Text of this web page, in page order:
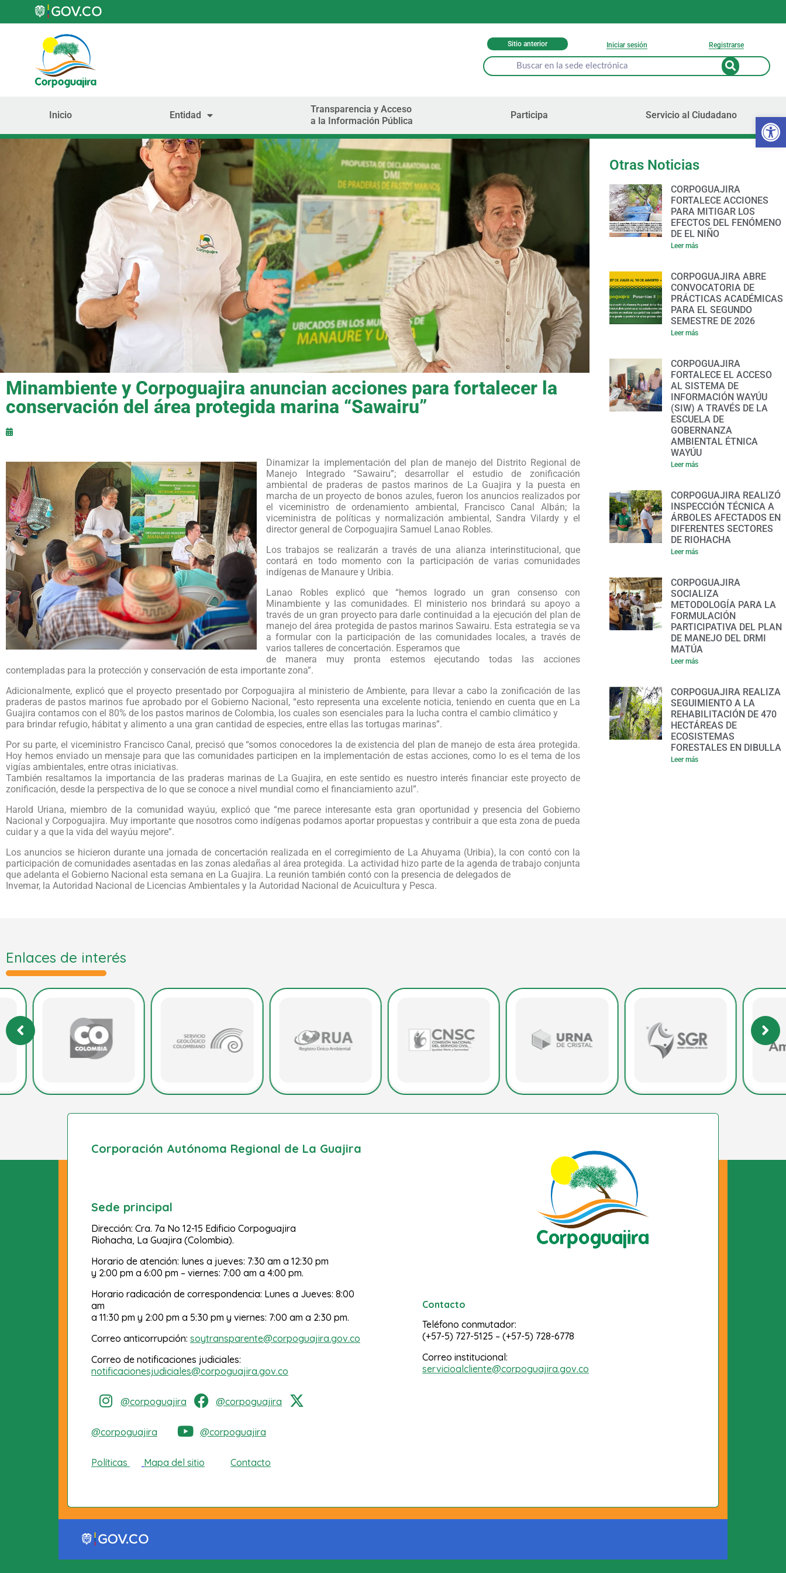
Sitio anterior Iniciar sesión Registrarse
Inicio Entidad
Transparencia y Acceso
a la Información Pública
Participa Servicio al Ciudadano
Minambiente y Corpoguajira anuncian acciones para fortalecer la
conservación del área protegida marina “Sawairu”
Dinamizar la implementación del plan de manejo del Distrito Regional de
Manejo Integrado “Sawairu”; desarrollar el estudio de zonificación
ambiental de praderas de pastos marinos de La Guajira y la puesta en
marcha de un proyecto de bonos azules, fueron los anuncios realizados por
el viceministro de ordenamiento ambiental, Francisco Canal Albán; la
viceministra de políticas y normalización ambiental, Sandra Vilardy y el
director general de Corpoguajira Samuel Lanao Robles.
Los trabajos se realizarán a través de una alianza interinstitucional, que
contará en todo momento con la participación de varias comunidades
indígenas de Manaure y Uribia.
Lanao Robles explicó que “hemos logrado un gran consenso con
Minambiente y las comunidades. El ministerio nos brindará su apoyo a
través de un gran proyecto para darle continuidad a la ejecución del plan de
manejo del área protegida de pastos marinos Sawairu. Esta estrategia se va
a formular con la participación de las comunidades locales, a través de
varios talleres de concertación. Esperamos que
de manera muy pronta estemos ejecutando todas las acciones
contempladas para la protección y conservación de esta importante zona”.
Adicionalmente, explicó que el proyecto presentado por Corpoguajira al ministerio de Ambiente, para llevar a cabo la zonificación de las
praderas de pastos marinos fue aprobado por el Gobierno Nacional, “esto representa una excelente noticia, teniendo en cuenta que en La
Guajira contamos con el 80% de los pastos marinos de Colombia, los cuales son esenciales para la lucha contra el cambio climático y
para brindar refugio, hábitat y alimento a una gran cantidad de especies, entre ellas las tortugas marinas”.
Por su parte, el viceministro Francisco Canal, precisó que “somos conocedores la de existencia del plan de manejo de esta área protegida.
Hoy hemos enviado un mensaje para que las comunidades participen en la implementación de estas acciones, como lo es el tema de los
vigías ambientales, entre otras iniciativas.
También resaltamos la importancia de las praderas marinas de La Guajira, en este sentido es nuestro interés financiar este proyecto de
zonificación, desde la perspectiva de lo que se conoce a nivel mundial como el financiamiento azul”.
Harold Uriana, miembro de la comunidad wayúu, explicó que “me parece interesante esta gran oportunidad y presencia del Gobierno
Nacional y Corpoguajira. Muy importante que nosotros como indígenas podamos aportar propuestas y contribuir a que esta zona de pueda
cuidar y a que la vida del wayúu mejore”.
Los anuncios se hicieron durante una jornada de concertación realizada en el corregimiento de La Ahuyama (Uribia), la con contó con la
participación de comunidades asentadas en las zonas aledañas al área protegida. La actividad hizo parte de la agenda de trabajo conjunta
que adelanta el Gobierno Nacional esta semana en La Guajira. La reunión también contó con la presencia de delegados de
Invemar, la Autoridad Nacional de Licencias Ambientales y la Autoridad Nacional de Acuicultura y Pesca.
Otras Noticias
CORPOGUAJIRA
FORTALECE ACCIONES
PARA MITIGAR LOS
EFECTOS DEL FENÓMENO
DE EL NIÑO
Leer más
CORPOGUAJIRA ABRE
CONVOCATORIA DE
PRÁCTICAS ACADÉMICAS
PARA EL SEGUNDO
SEMESTRE DE 2026
Leer más
CORPOGUAJIRA
FORTALECE EL ACCESO
AL SISTEMA DE
INFORMACIÓN WAYÚU
(SIW) A TRAVÉS DE LA
ESCUELA DE
GOBERNANZA
AMBIENTAL ÉTNICA
WAYÚU
Leer más
CORPOGUAJIRA REALIZÓ
INSPECCIÓN TÉCNICA A
ÁRBOLES AFECTADOS EN
DIFERENTES SECTORES
DE RIOHACHA
Leer más
CORPOGUAJIRA
SOCIALIZA
METODOLOGÍA PARA LA
FORMULACIÓN
PARTICIPATIVA DEL PLAN
DE MANEJO DEL DRMI
MATÚA
Leer más
CORPOGUAJIRA REALIZA
SEGUIMIENTO A LA
REHABILITACIÓN DE 470
HECTÁREAS DE
ECOSISTEMAS
FORESTALES EN DIBULLA
Leer más
Enlaces de interés
Corporación Autónoma Regional de La Guajira
Sede principal
Dirección: Cra. 7a No 12-15 Edificio Corpoguajira
Riohacha, La Guajira (Colombia).
Horario de atención: lunes a jueves: 7:30 am a 12:30 pm
y 2:00 pm a 6:00 pm – viernes: 7:00 am a 4:00 pm.
Horario radicación de correspondencia: Lunes a Jueves: 8:00
am
a 11:30 pm y 2:00 pm a 5:30 pm y viernes: 7:00 am a 2:30 pm.
Correo anticorrupción: soytransparente@corpoguajira.gov.co
Correo de notificaciones judiciales:
notificacionesjudiciales@corpoguajira.gov.co
@corpoguajira @corpoguajira
@corpoguajira @corpoguajira
Políticas Mapa del sitio Contacto
Contacto
Teléfono conmutador:
(+57-5) 727-5125 – (+57-5) 728-6778
Correo institucional:
servicioalcliente@corpoguajira.gov.co